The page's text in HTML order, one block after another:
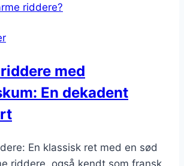
med
En dekadent
En klassisk ret med en sød